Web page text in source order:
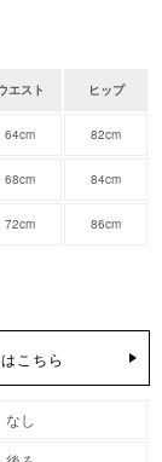
エスト ヒップ
64cm 82cm
68cm 84cm
72cm 86cm
こちら
なし